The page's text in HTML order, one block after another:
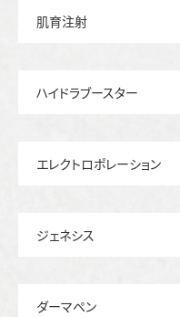
肌育注射
ハイドラブースター
エレクトロポレーション
ジェネシス
ダーマペン